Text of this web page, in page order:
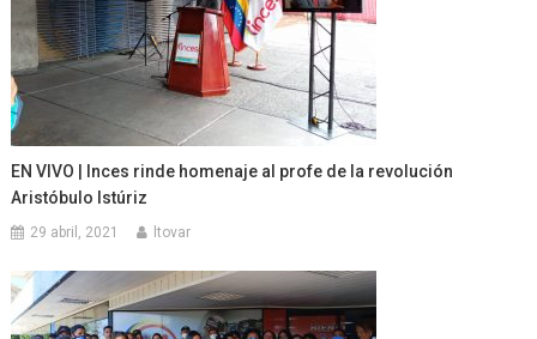
EN VIVO | Inces rinde homenaje al profe de la revolución
Aristóbulo Istúriz
29 abril, 2021 ltovar